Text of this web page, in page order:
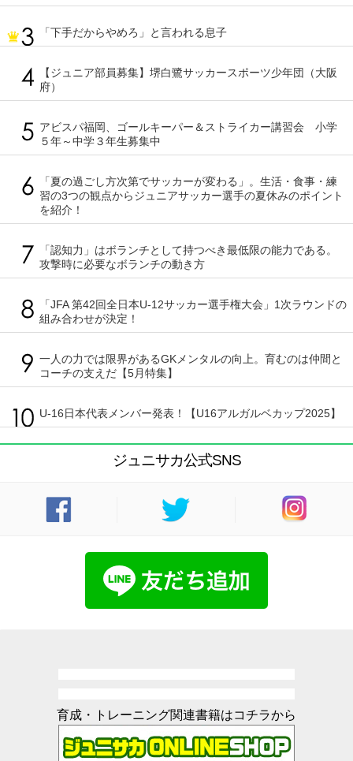
「下手だからやめろ」と言われる息子
【ジュニア部員募集】堺白鷺サッカースポーツ少年団（大阪
府）
アビスパ福岡、ゴールキーパー＆ストライカー講習会 小学
５年～中学３年生募集中
「夏の過ごし方次第でサッカーが変わる」。生活・食事・練
習の3つの観点からジュニアサッカー選手の夏休みのポイント
を紹介！
「認知力」はボランチとして持つべき最低限の能力である。
攻撃時に必要なボランチの動き方
「JFA 第42回全日本U-12サッカー選手権大会」1次ラウンドの
組み合わせが決定！
一人の力では限界があるGKメンタルの向上。育むのは仲間と
コーチの支えだ【5月特集】
U-16日本代表メンバー発表！【U16アルガルベカップ2025】
ジュニサカ公式SNS
育成・トレーニング関連書籍はコチラから